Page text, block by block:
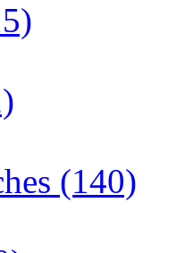
(140)